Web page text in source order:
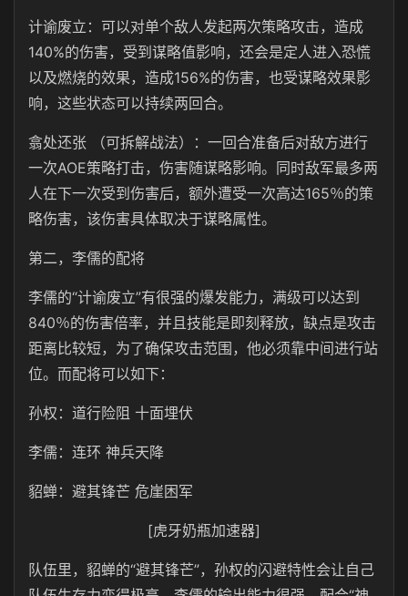
计谕废立：可以对单个敌人发起两次策略攻击，造成
140%的伤害，受到谋略值影响，还会是定人进入恐慌
以及燃烧的效果，造成156%的伤害，也受谋略效果影
响，这些状态可以持续两回合。
翕处还张 （可拆解战法）：一回合准备后对敌方进行
一次AOE策略打击，伤害随谋略影响。同时敌军最多两
人在下一次受到伤害后，额外遭受一次高达165％的策
略伤害，该伤害具体取决于谋略属性。
第二，李儒的配将
李儒的“计谕废立”有很强的爆发能力，满级可以达到
840％的伤害倍率，并且技能是即刻释放，缺点是攻击
距离比较短，为了确保攻击范围，他必须靠中间进行站
位。而配将可以如下：
孙权：道行险阻 十面埋伏
李儒：连环 神兵天降
貂蝉：避其锋芒 危崖困军
[虎牙奶瓶加速器]
队伍里，貂蝉的“避其锋芒”，孙权的闪避特性会让自己